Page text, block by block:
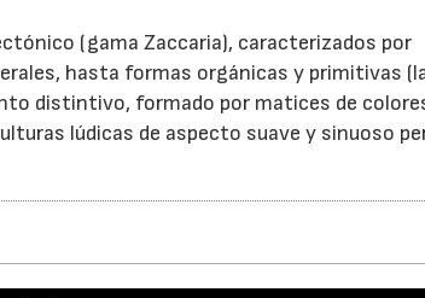
(gama Zaccaria), caracterizados por
hasta formas orgánicas y primitivas
distintivo, formado por matices de
lúdicas de aspecto suave y sinuoso